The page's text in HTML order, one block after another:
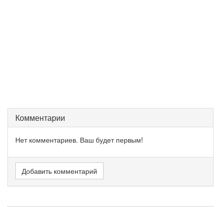
Комментарии
Нет комментариев. Ваш будет первым!
Добавить комментарий